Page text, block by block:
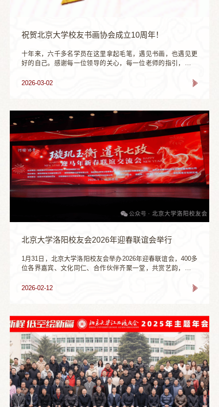
祝贺北京大学校友书画协会成立10周年！
十年来，六千多名学员在这里拿起毛笔，遇见书画，也遇见更
好的自己。感谢每一位领导的关心，每一位老师的指引，每一
然能笔墨相伴，彼此照亮，把这份温暖与热爱，写进未来！
2026-03-02
北京大学洛阳校友会2026年迎春联谊会举行
1月31日，北京大学洛阳校友会举办2026年迎春联谊会，400多
位各界嘉宾、文化同仁、合作伙伴齐聚一堂，共赏艺韵，共叙
中，共同感受中华优秀传统文化的深厚底蕴，凝聚起携手前
“璇玑玉衡”‌，“道齐七政”协调日月五行，风调雨顺，诸事和谐称
心。北京大学洛阳校友会对2025年度作出突出贡献的校友进行
表彰。...
2026-02-12